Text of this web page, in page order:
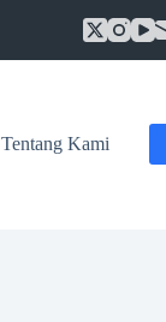
Tentang Kami